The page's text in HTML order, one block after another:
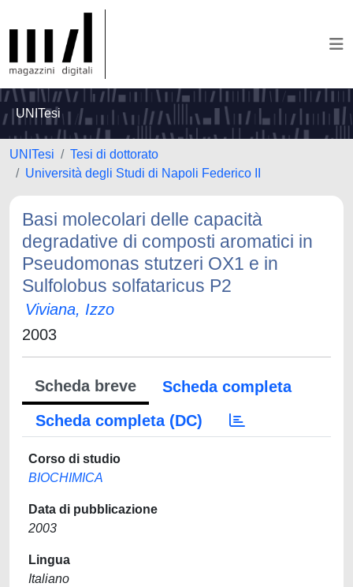
UNITesi
UNITesi
Tesi di dottorato
Università degli Studi di Napoli Federico II
Basi molecolari delle capacità
degradative di composti aromatici in
Pseudomonas stutzeri OX1 e in
Sulfolobus solfataricus P2
Viviana, Izzo
2003
Scheda breve
Scheda completa
Scheda completa (DC)
Corso di studio
BIOCHIMICA
Data di pubblicazione
2003
Lingua
Italiano